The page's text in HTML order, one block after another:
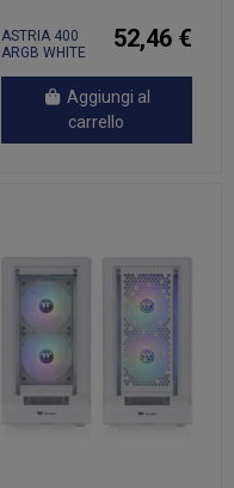
ASTRIA 400
ARGB WHITE
52,46 €
Aggiungi al
carrello